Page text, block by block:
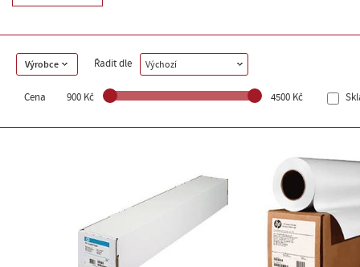
Výrobce Řadit dle Výchozí
Cena 900 Kč 4500 Kč